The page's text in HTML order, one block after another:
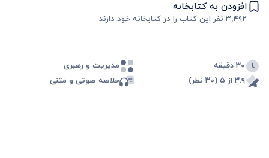
افزودن به کتابخانه
۳,۴۹۲ نفر این کتاب را در کتابخانه خود دارند
۳۰ دقیقه
مدیریت و رهبری
۳.۹ از ۵ (۳۰ نظر)
خلاصه صوتی و متنی